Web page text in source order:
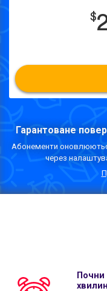
$
Гарантоване
Абонементи
через
Почни
хвилин